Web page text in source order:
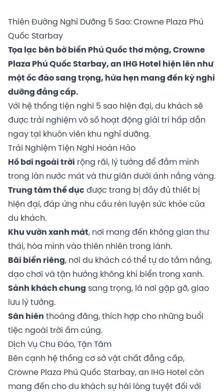
Thiên Đường Nghỉ Dưỡng 5 Sao: Crowne Plaza Phú
Quốc Starbay
Tọa lạc bên bờ biển Phú Quốc thơ mộng, Crowne
Plaza Phú Quốc Starbay, an IHG Hotel hiện lên như
một ốc đảo sang trọng, hứa hẹn mang đến kỳ nghỉ
dưỡng đẳng cấp.
Với hệ thống tiện nghi 5 sao hiện đại, du khách sẽ
được trải nghiệm vô số hoạt động giải trí hấp dẫn
ngay tại khuôn viên khu nghỉ dưỡng.
Trải Nghiệm Tiện Nghi Hoàn Hảo
Hồ bơi ngoài trời rộng rãi, lý tưởng để đắm mình
trong làn nước mát và thư giãn dưới ánh nắng vàng.
Trung tâm thể dục được trang bị đầy đủ thiết bị
hiện đại, đáp ứng nhu cầu rèn luyện sức khỏe của
du khách.
Khu vườn xanh mát, nơi mang đến không gian thư
thái, hòa mình vào thiên nhiên trong lành.
Bãi biển riêng, nơi du khách có thể tự do tắm nắng,
dạo chơi và tận hưởng không khí biển trong xanh.
Sảnh khách chung sang trọng, là nơi gặp gỡ, giao
lưu lý tưởng.
Sân hiên thoáng đãng, thích hợp cho những buổi
tiệc ngoài trời ấm cúng.
Dịch Vụ Chu Đáo, Tận Tâm
Bên cạnh hệ thống cơ sở vật chất đẳng cấp,
Crowne Plaza Phú Quốc Starbay, an IHG Hotel còn
mang đến cho du khách sự hài lòng tuyệt đối với